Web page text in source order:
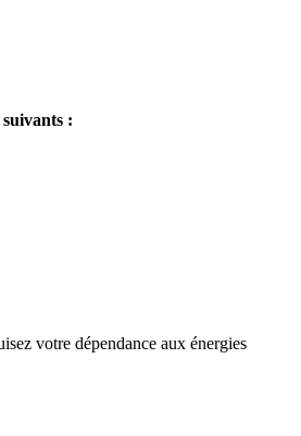
:
votre dépendance aux énergies